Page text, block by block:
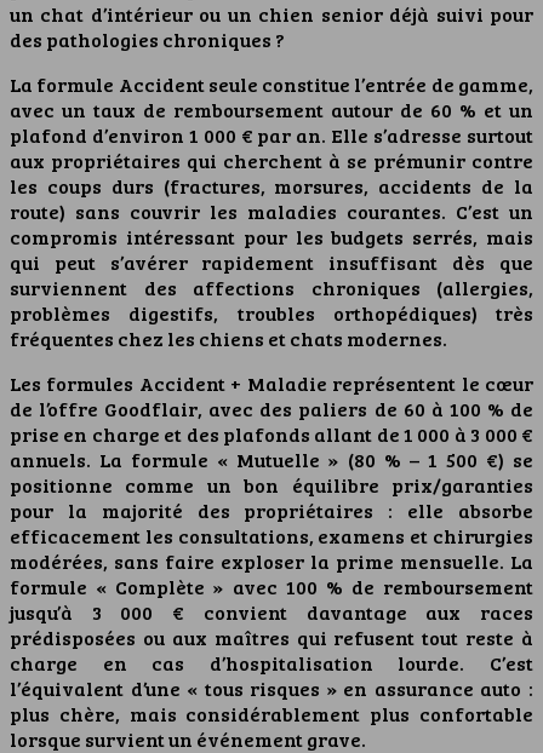
un chat d’intérieur ou un chien senior déjà suivi pour
des pathologies chroniques ?
La formule Accident seule constitue l’entrée de gamme,
avec un taux de remboursement autour de 60 % et un
plafond d’environ 1 000 € par an. Elle s’adresse surtout
aux propriétaires qui cherchent à se prémunir contre
les coups durs (fractures, morsures, accidents de la
route) sans couvrir les maladies courantes. C’est un
compromis intéressant pour les budgets serrés, mais
qui peut s’avérer rapidement insuffisant dès que
surviennent des affections chroniques (allergies,
problèmes digestifs, troubles orthopédiques) très
fréquentes chez les chiens et chats modernes.
Les formules Accident + Maladie représentent le cœur
de l’offre Goodflair, avec des paliers de 60 à 100 % de
prise en charge et des plafonds allant de 1 000 à 3 000 €
annuels. La formule « Mutuelle » (80 % – 1 500 €) se
positionne comme un bon équilibre prix/garanties
pour la majorité des propriétaires : elle absorbe
efficacement les consultations, examens et chirurgies
modérées, sans faire exploser la prime mensuelle. La
formule « Complète » avec 100 % de remboursement
jusqu’à 3 000 € convient davantage aux races
prédisposées ou aux maîtres qui refusent tout reste à
charge en cas d’hospitalisation lourde. C’est
l’équivalent d’une « tous risques » en assurance auto :
plus chère, mais considérablement plus confortable
lorsque survient un événement grave.